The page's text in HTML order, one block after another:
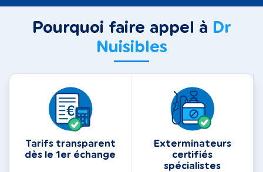
Pourquoi faire appel à Dr
Nuisibles
Tarifs transparent
dès le 1er échange
Exterminateurs
certifiés
spécialistes